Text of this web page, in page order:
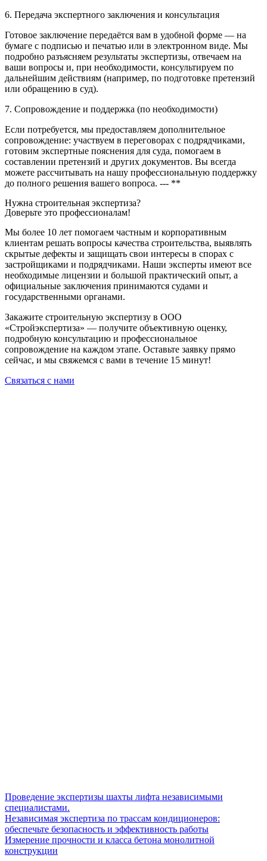
6. Передача экспертного заключения и консультация
Готовое заключение передаётся вам в удобной форме — на
бумаге с подписью и печатью или в электронном виде. Мы
подробно разъясняем результаты экспертизы, отвечаем на
ваши вопросы и, при необходимости, консультируем по
дальнейшим действиям (например, по подготовке претензий
или обращению в суд).
7. Сопровождение и поддержка (по необходимости)
Если потребуется, мы предоставляем дополнительное
сопровождение: участвуем в переговорах с подрядчиками,
готовим экспертные пояснения для суда, помогаем в
составлении претензий и других документов. Вы всегда
можете рассчитывать на нашу профессиональную поддержку
до полного решения вашего вопроса. --- **
Нужна строительная экспертиза?
Доверьте это профессионалам!
Мы более 10 лет помогаем частным и корпоративным
клиентам решать вопросы качества строительства, выявлять
скрытые дефекты и защищать свои интересы в спорах с
застройщиками и подрядчиками. Наши эксперты имеют все
необходимые лицензии и большой практический опыт, а
официальные заключения принимаются судами и
государственными органами.
Закажите строительную экспертизу в ООО
«Стройэкспертиза» — получите объективную оценку,
подробную консультацию и профессиональное
сопровождение на каждом этапе. Оставьте заявку прямо
сейчас, и мы свяжемся с вами в течение 15 минут!
Связаться с нами
Проведение экспертизы шахты лифта независимыми
специалистами.
Независимая экспертиза по трассам кондиционеров:
обеспечьте безопасность и эффективность работы
Измерение прочности и класса бетона монолитной
конструкции